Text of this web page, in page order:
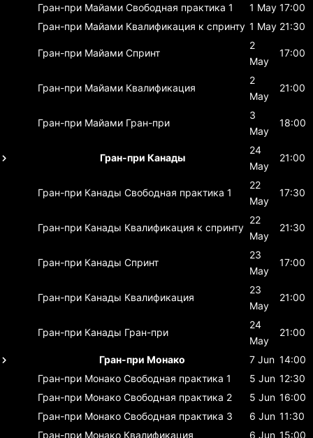
Гран-при Майами Свободная практика 1 1 May 17:00
Гран-при Майами Квалификация к спринту 1 May 21:30
Гран-при Майами Спринт
2
May
17:00
Гран-при Майами Квалификация
2
May
21:00
Гран-при Майами Гран-при
3
May
18:00
Гран-при Канады
24
May
21:00
Гран-при Канады Свободная практика 1
22
May
17:30
Гран-при Канады Квалификация к спринту
22
May
21:30
Гран-при Канады Спринт
23
May
17:00
Гран-при Канады Квалификация
23
May
21:00
Гран-при Канады Гран-при
24
May
21:00
Гран-при Монако 7 Jun 14:00
Гран-при Монако Свободная практика 1 5 Jun 12:30
Гран-при Монако Свободная практика 2 5 Jun 16:00
Гран-при Монако Свободная практика 3 6 Jun 11:30
Гран-при Монако Квалификация 6 Jun 15:00